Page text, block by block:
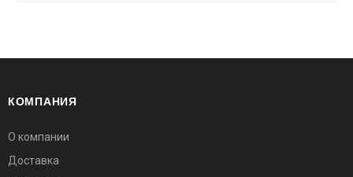
КОМПАНИЯ
О компании
Доставка